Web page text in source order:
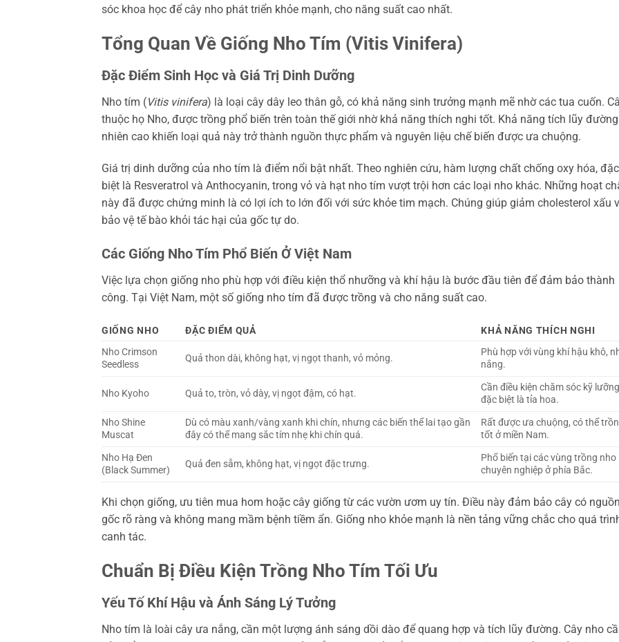
sóc khoa học để cây nho phát triển khỏe mạnh, cho năng suất cao nhất.
Tổng Quan Về Giống Nho Tím (Vitis Vinifera)
Đặc Điểm Sinh Học và Giá Trị Dinh Dưỡng
Nho tím (Vitis vinifera) là loại cây dây leo thân gỗ, có khả năng sinh trưởng mạnh mẽ nhờ các tua cuốn.
thuộc họ Nho, được trồng phổ biến trên toàn thế giới nhờ khả năng thích nghi tốt. Khả năng tích lũy
nhiên cao khiến loại quả này trở thành nguồn thực phẩm và nguyên liệu chế biến được ưa chuộng.
Giá trị dinh dưỡng của nho tím là điểm nổi bật nhất. Theo nghiên cứu, hàm lượng chất chống oxy hóa, đặc
biệt là Resveratrol và Anthocyanin, trong vỏ và hạt nho tím vượt trội hơn các loại nho khác. Những hoạt
này đã được chứng minh là có lợi ích to lớn đối với sức khỏe tim mạch. Chúng giúp giảm cholesterol xấu
bảo vệ tế bào khỏi tác hại của gốc tự do.
Các Giống Nho Tím Phổ Biến Ở Việt Nam
Việc lựa chọn giống nho phù hợp với điều kiện thổ nhưỡng và khí hậu là bước đầu tiên để đảm bảo thành
công. Tại Việt Nam, một số giống nho tím đã được trồng và cho năng suất cao.
GIỐNG NHO ĐẶC ĐIỂM QUẢ
KHẢ NĂNG THÍCH NGHI
Nho Crimson
Seedless
Quả thon dài, không hạt, vị ngọt thanh, vỏ mỏng.
Phù hợp với vùng khí hậu khô,
nắng.
Nho Kyoho Quả to, tròn, vỏ dày, vị ngọt đậm, có hạt.
Cần điều kiện chăm sóc kỹ
đặc biệt là tỉa hoa.
Nho Shine
Muscat
Dù có màu xanh/vàng xanh khi chín, nhưng các biến thể lai tạo gần
đây có thể mang sắc tím nhẹ khi chín quá.
Rất được ưa chuộng, có thể
tốt ở miền Nam.
Nho Hạ Đen
(Black Summer)
Quả đen sẫm, không hạt, vị ngọt đặc trưng.
Phổ biến tại các vùng trồng nho
chuyên nghiệp ở phía Bắc.
Khi chọn giống, ưu tiên mua hom hoặc cây giống từ các vườn ươm uy tín. Điều này đảm bảo cây có nguồn
gốc rõ ràng và không mang mầm bệnh tiềm ẩn. Giống nho khỏe mạnh là nền tảng vững chắc cho quá
canh tác.
Chuẩn Bị Điều Kiện Trồng Nho Tím Tối Ưu
Yếu Tố Khí Hậu và Ánh Sáng Lý Tưởng
Nho tím là loài cây ưa nắng, cần một lượng ánh sáng dồi dào để quang hợp và tích lũy đường. Cây nho